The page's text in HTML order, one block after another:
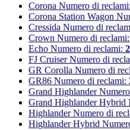
Corona Numero di reclami:
Corona Station Wagon
Cressida Numero di
Crown Numero di reclami:
Echo Numero di reclami:
FJ Cruiser Numero di
GR Corolla Numero di
GR86 Numero di reclami:
Grand Highlander
Grand Highlander Hybrid
Highlander Numero di
Highlander Hybrid